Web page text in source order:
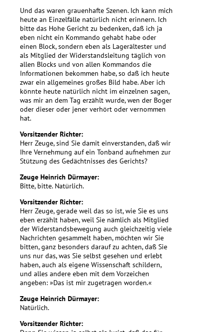
Und das waren grauenhafte Szenen. Ich kann mich
heute an Einzelfälle natürlich nicht erinnern. Ich
bitte das Hohe Gericht zu bedenken, daß ich ja
eben nicht ein Kommando gehabt habe oder
einen Block, sondern eben als Lagerältester und
als Mitglied der Widerstandsleitung täglich von
allen Blocks und von allen Kommandos die
Informationen bekommen habe, so daß ich heute
zwar ein allgemeines großes Bild habe. Aber ich
könnte heute natürlich nicht im einzelnen sagen,
was mir an dem Tag erzählt wurde, wen der Boger
oder dieser oder jener verhört oder vernommen
hat.
Vorsitzender Richter:
Herr Zeuge, sind Sie damit einverstanden, daß wir
Ihre Vernehmung auf ein Tonband aufnehmen zur
Stützung des Gedächtnisses des Gerichts?
Zeuge Heinrich Dürmayer:
Bitte, bitte. Natürlich.
Vorsitzender Richter:
Herr Zeuge, gerade weil das so ist, wie Sie es uns
eben erzählt haben, weil Sie nämlich als Mitglied
der Widerstandsbewegung auch gleichzeitig viele
Nachrichten gesammelt haben, möchten wir Sie
bitten, ganz besonders darauf zu achten, daß Sie
uns nur das, was Sie selbst gesehen und erlebt
haben, auch als eigene Wissenschaft schildern,
und alles andere eben mit dem Vorzeichen
angeben: »Das ist mir zugetragen worden.«
Zeuge Heinrich Dürmayer:
Natürlich.
Vorsitzender Richter: